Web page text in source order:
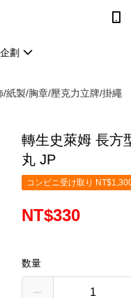
劃
/紙製/胸章/壓克力立牌/掛繩
轉生史萊姆 長方
丸 JP
コンビニ受け取り
NT$330
数量